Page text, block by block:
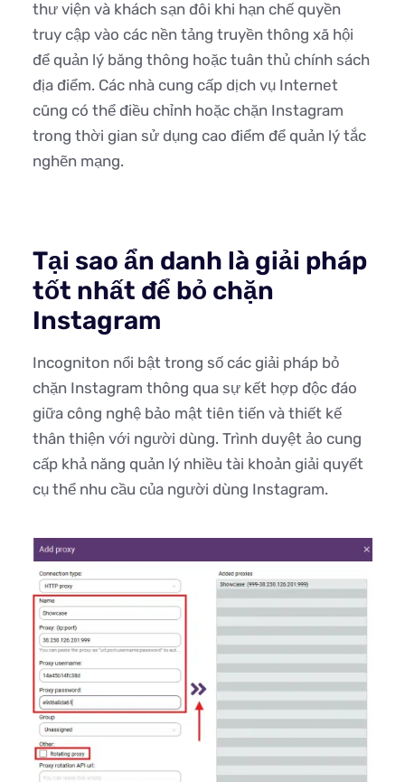
thư viện và khách sạn đôi khi hạn chế quyền
truy cập vào các nền tảng truyền thông xã hội
để quản lý băng thông hoặc tuân thủ chính sách
địa điểm. Các nhà cung cấp dịch vụ Internet
cũng có thể điều chỉnh hoặc chặn Instagram
trong thời gian sử dụng cao điểm để quản lý tắc
nghẽn mạng.
Tại sao ẩn danh là giải pháp
tốt nhất để bỏ chặn
Instagram
Incogniton nổi bật trong số các giải pháp bỏ
chặn Instagram thông qua sự kết hợp độc đáo
giữa công nghệ bảo mật tiên tiến và thiết kế
thân thiện với người dùng. Trình duyệt ảo cung
cấp khả năng quản lý nhiều tài khoản giải quyết
cụ thể nhu cầu của người dùng Instagram.